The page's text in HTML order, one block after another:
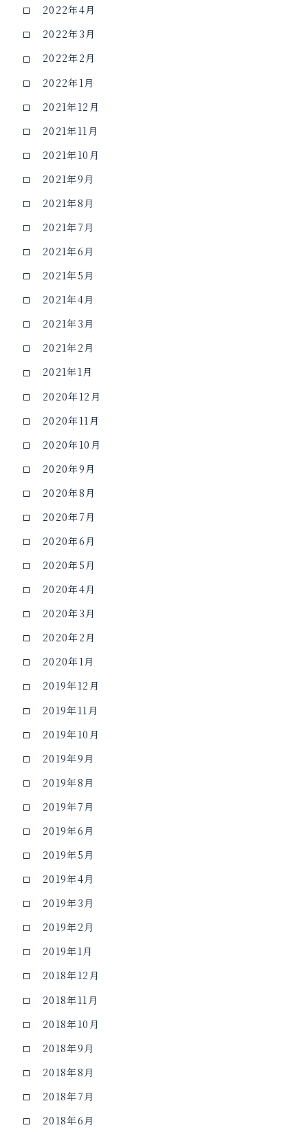
2022年4月
2022年3月
2022年2月
2022年1月
2021年12月
2021年11月
2021年10月
2021年9月
2021年8月
2021年7月
2021年6月
2021年5月
2021年4月
2021年3月
2021年2月
2021年1月
2020年12月
2020年11月
2020年10月
2020年9月
2020年8月
2020年7月
2020年6月
2020年5月
2020年4月
2020年3月
2020年2月
2020年1月
2019年12月
2019年11月
2019年10月
2019年9月
2019年8月
2019年7月
2019年6月
2019年5月
2019年4月
2019年3月
2019年2月
2019年1月
2018年12月
2018年11月
2018年10月
2018年9月
2018年8月
2018年7月
2018年6月